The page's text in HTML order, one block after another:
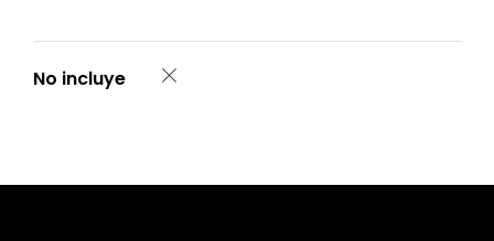
No incluye